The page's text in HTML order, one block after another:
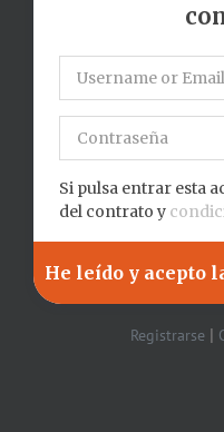
Si pulsa entrar esta
del contrato y
Registrarse|